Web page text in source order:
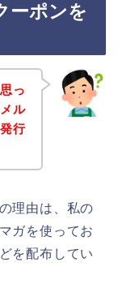
ーポンを
っ
ル
行
理由は、私の
ガを使ってお
を配布してい